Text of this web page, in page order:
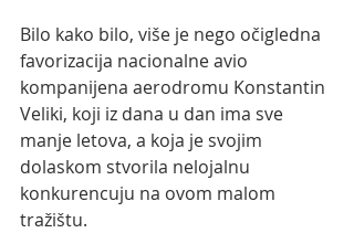
Bilo kako bilo, više je nego očigledna
favorizacija nacionalne avio
kompanijena aerodromu Konstantin
Veliki, koji iz dana u dan ima sve
manje letova, a koja je svojim
dolaskom stvorila nelojalnu
konkurencuju na ovom malom
tražištu.